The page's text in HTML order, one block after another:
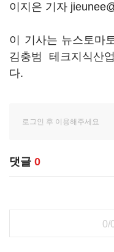
이지은 기자
이 기사는 뉴스토마
김충범 테크지식산
다.
댓글 0
0/